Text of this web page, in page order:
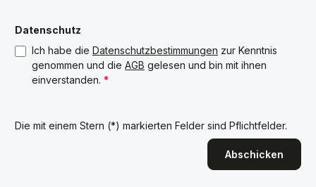
Datenschutz
Ich habe die Datenschutzbestimmungen zur Kenntnis
genommen und die AGB gelesen und bin mit ihnen
einverstanden. *
Die mit einem Stern (*) markierten Felder sind Pflichtfelder.
Abschicken